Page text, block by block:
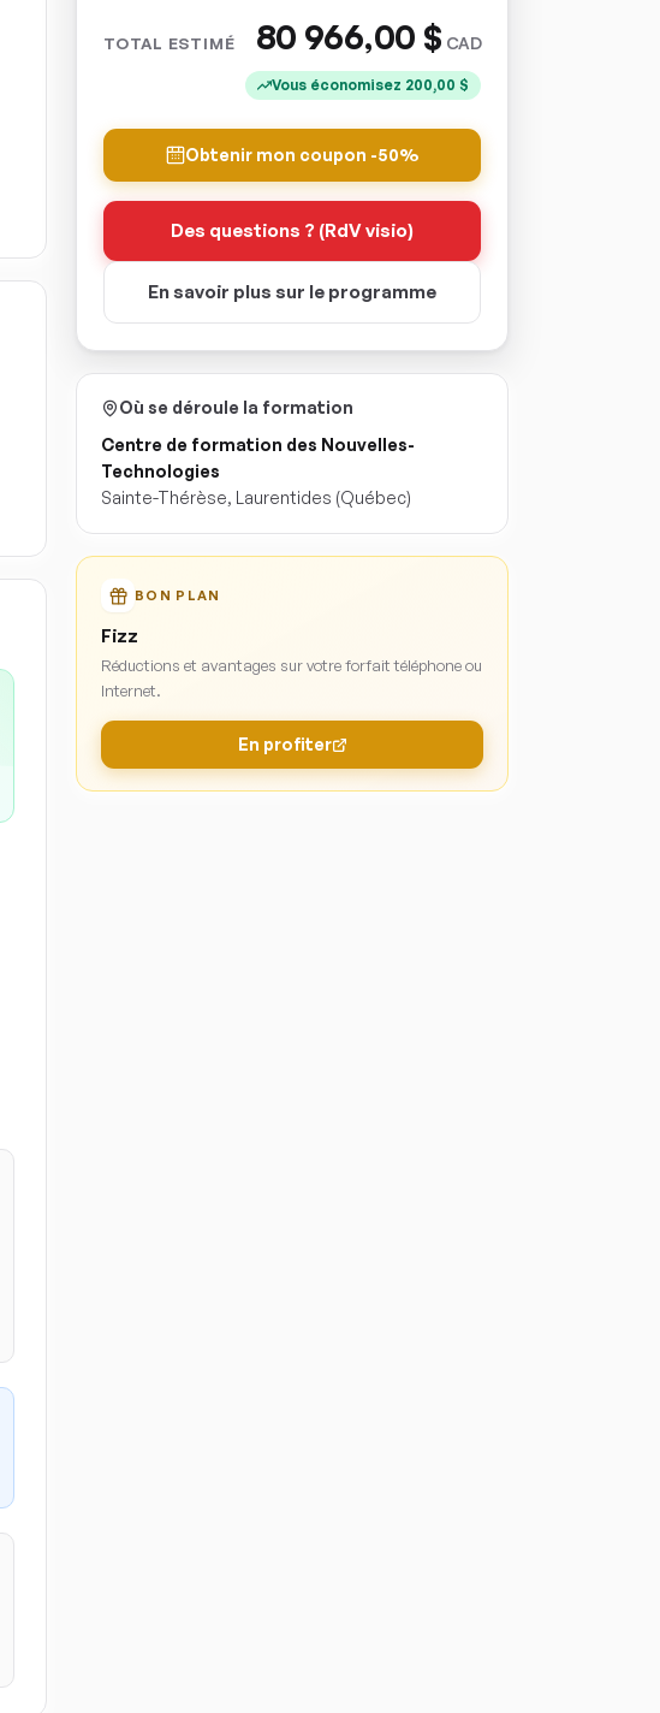
TOTAL ESTIMÉ 80 966,00 $ CAD
Vous économisez 200,00 $
Obtenir mon coupon -50%
Des questions ? (RdV visio)
En savoir plus sur le programme
Où se déroule la formation
Centre de formation des Nouvelles-
Technologies
Sainte-Thérèse, Laurentides (Québec)
BON PLAN
Fizz
Réductions et avantages sur votre forfait téléphone ou
Internet.
En profiter